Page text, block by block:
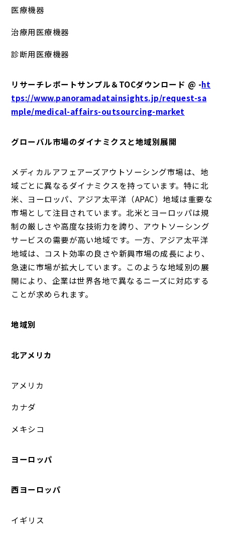
医療機器
治療用医療機器
診断用医療機器
リサーチレポートサンプル＆TOCダウンロード @ -ht
tps://www.panoramadatainsights.jp/request-sa
mple/medical-affairs-outsourcing-market
グローバル市場のダイナミクスと地域別展開
メディカルアフェアーズアウトソーシング市場は、地
域ごとに異なるダイナミクスを持っています。特に北
米、ヨーロッパ、アジア太平洋（APAC）地域は重要な
市場として注目されています。北米とヨーロッパは規
制の厳しさや高度な技術力を誇り、アウトソーシング
サービスの需要が高い地域です。一方、アジア太平洋
地域は、コスト効率の良さや新興市場の成長により、
急速に市場が拡大しています。このような地域別の展
開により、企業は世界各地で異なるニーズに対応する
ことが求められます。
地域別
北アメリカ
アメリカ
カナダ
メキシコ
ヨーロッパ
西ヨーロッパ
イギリス